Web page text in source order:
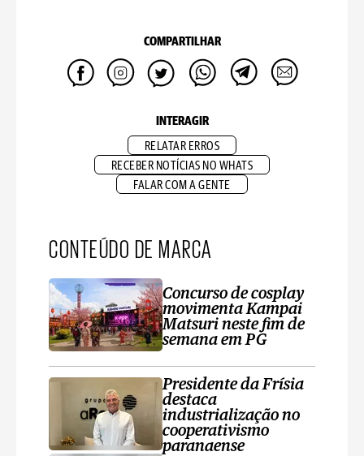
COMPARTILHAR
INTERAGIR
RELATAR ERROS
RECEBER NOTÍCIAS NO WHATS
FALAR COM A GENTE
CONTEÚDO DE MARCA
Concurso de cosplay
movimenta Kampai
Matsuri neste fim de
semana em PG
Presidente da Frísia
destaca
industrialização no
cooperativismo
paranaense